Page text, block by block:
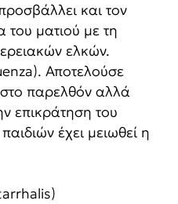
και τον
του ματιού με τη
ελκών.
Αποτελούσε
παρελθόν αλλά
επικράτηση του
έχει μειωθεί η